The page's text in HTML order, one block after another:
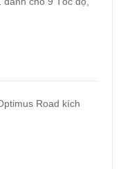
Road kích